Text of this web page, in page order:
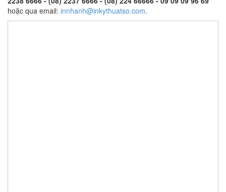
hoặc qua email: innhanh@inkythuatso.com.